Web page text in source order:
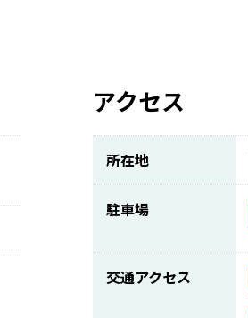
アクセス
所在地
駐車場
交通アクセス